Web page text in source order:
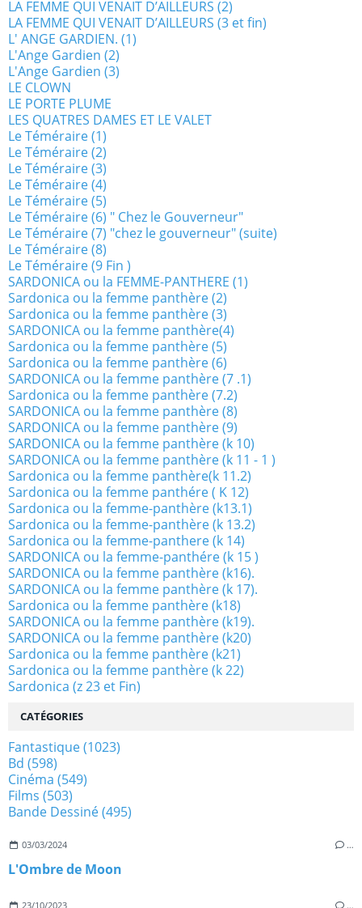
03/03/2024 …
L'Ombre de Moon
23/10/2023 …
LA FEMME QUI VENAIT D’AILLEURS (2)
LA FEMME QUI VENAIT D’AILLEURS (3 et fin)
L' ANGE GARDIEN. (1)
L'Ange Gardien (2)
L'Ange Gardien (3)
LE CLOWN
LE PORTE PLUME
LES QUATRES DAMES ET LE VALET
Le Téméraire (1)
Le Téméraire (2)
Le Téméraire (3)
Le Téméraire (4)
Le Téméraire (5)
Le Téméraire (6) " Chez le Gouverneur"
Le Téméraire (7) "chez le gouverneur" (suite)
Le Téméraire (8)
Le Téméraire (9 Fin )
SARDONICA ou la FEMME-PANTHERE (1)
Sardonica ou la femme panthère (2)
Sardonica ou la femme panthère (3)
SARDONICA ou la femme panthère(4)
Sardonica ou la femme panthère (5)
Sardonica ou la femme panthère (6)
SARDONICA ou la femme panthère (7 .1)
Sardonica ou la femme panthère (7.2)
SARDONICA ou la femme panthère (8)
SARDONICA ou la femme panthère (9)
SARDONICA ou la femme panthère (k 10)
SARDONICA ou la femme panthère (k 11 - 1 )
Sardonica ou la femme panthère(k 11.2)
Sardonica ou la femme panthére ( K 12)
Sardonica ou la femme-panthère (k13.1)
Sardonica ou la femme-panthère (k 13.2)
Sardonica ou la femme-panthere (k 14)
SARDONICA ou la femme-panthére (k 15 )
SARDONICA ou la femme panthère (k16).
SARDONICA ou la femme panthère (k 17).
Sardonica ou la femme panthère (k18)
SARDONICA ou la femme panthère (k19).
SARDONICA ou la femme panthère (k20)
Sardonica ou la femme panthère (k21)
Sardonica ou la femme panthère (k 22)
Sardonica (z 23 et Fin)
CATÉGORIES
Fantastique(1023)
Bd (598)
Cinéma (549)
Films (503)
Bande Dessiné(495)